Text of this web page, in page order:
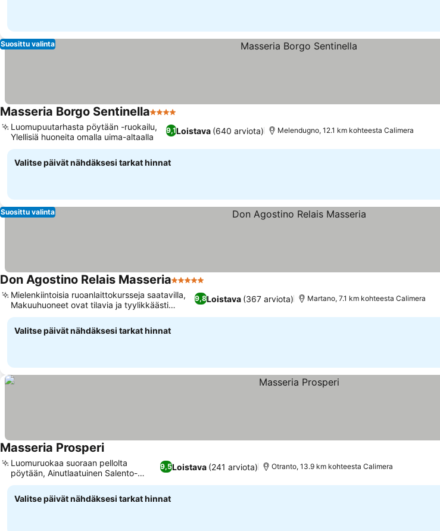
Suosittu valinta
Masseria Borgo Sentinella4 Tähtiluokitus
9,1Loistava (640 arviota)
Luomupuutarhasta pöytään -ruokailu,
Ylellisiä huoneita omalla uima-altaalla
Melendugno, 12.1 km kohteesta Calimera
Valitse päivät nähdäksesi tarkat hinnat
Suosittu valinta
Don Agostino Relais Masseria5 Tähtiluokitus
9,8Loistava (367 arviota)
Mielenkiintoisia ruoanlaittokursseja saatavilla,
Makuuhuoneet ovat tilavia ja tyylikkäästi
sisustettuja
Martano, 7.1 km kohteesta Calimera
Valitse päivät nähdäksesi tarkat hinnat
Masseria Prosperi
9,5Loistava (241 arviota)
Luomuruokaa suoraan pellolta
pöytään, Ainutlaatuinen Salento-
sisustus
Otranto, 13.9 km kohteesta Calimera
Valitse päivät nähdäksesi tarkat hinnat